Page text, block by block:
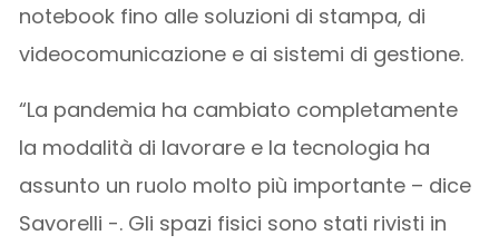
notebook fino alle soluzioni di stampa, di
videocomunicazione e ai sistemi di gestione.
“La pandemia ha cambiato completamente
la modalità di lavorare e la tecnologia ha
assunto un ruolo molto più importante – dice
Savorelli -. Gli spazi fisici sono stati rivisti in